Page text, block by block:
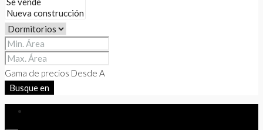
Gama de precios Desde A
Busque en